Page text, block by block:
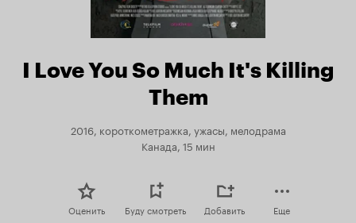
I Love You So Much It's Killing
Them
2016, короткометражка, ужасы, мелодрама
Канада, 15 мин
Оценить Буду смотреть Добавить Еще